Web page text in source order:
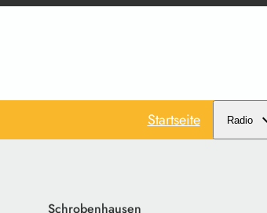
Startseite Radio
Schrobenhausen